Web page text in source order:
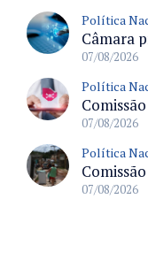
Política
07/08/2026
Política
07/08/2026
Política
07/08/2026